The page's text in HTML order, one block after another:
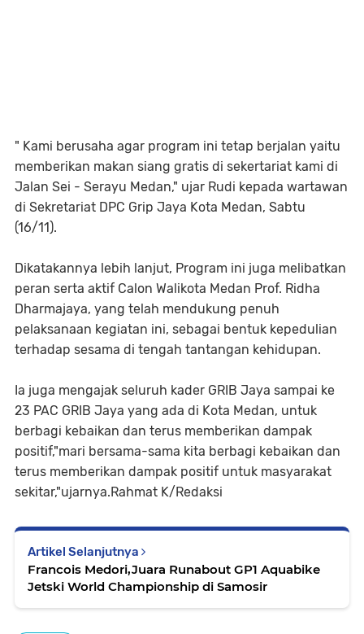
" Kami berusaha agar program ini tetap berjalan yaitu
memberikan makan siang gratis di sekertariat kami di
Jalan Sei - Serayu Medan," ujar Rudi kepada wartawan
di Sekretariat DPC Grip Jaya Kota Medan, Sabtu
(16/11).
Dikatakannya lebih lanjut, Program ini juga melibatkan
peran serta aktif Calon Walikota Medan Prof. Ridha
Dharmajaya, yang telah mendukung penuh
pelaksanaan kegiatan ini, sebagai bentuk kepedulian
terhadap sesama di tengah tantangan kehidupan.
Ia juga mengajak seluruh kader GRIB Jaya sampai ke
23 PAC GRIB Jaya yang ada di Kota Medan, untuk
berbagi kebaikan dan terus memberikan dampak
positif,"mari bersama-sama kita berbagi kebaikan dan
terus memberikan dampak positif untuk masyarakat
sekitar,"ujarnya.Rahmat K/Redaksi
Artikel Selanjutnya
Francois Medori,Juara Runabout GP1 Aquabike
Jetski World Championship di Samosir